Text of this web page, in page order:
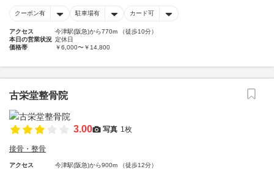
クーポン有 駐車場有 カード可
アクセス
今津駅(阪急)から770m （徒歩10分）
本日の営業状況 定休日
価格帯
￥6,000〜￥14,800
古栄堂整骨院
3.00 写真 1枚
接骨・整骨
アクセス 今津駅(阪急)から900m （徒歩12分）